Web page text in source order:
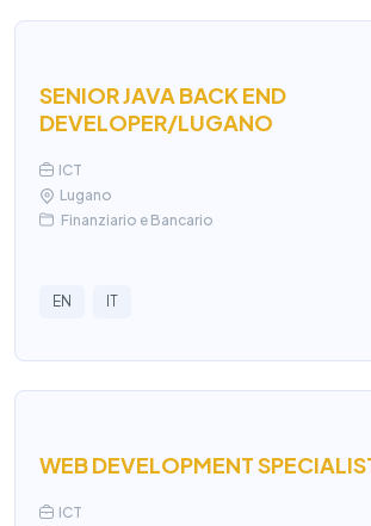
SENIOR JAVA BACK END
DEVELOPER/LUGANO
ICT
Lugano
Finanziario e Bancario
EN IT
WEB DEVELOPMENT
ICT